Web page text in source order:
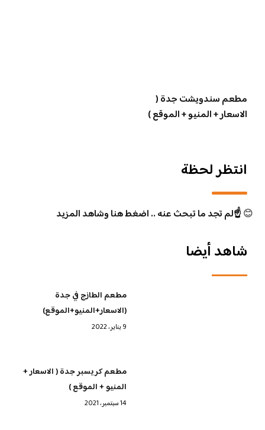
مطعم سندويشت جدة (
الاسعار + المنيو + الموقع )
انتظر لحظة
😊☝️لم تجد ما تبحث عنه .. اضغط هنا وشاهد المزيد
شاهد أيضا
مطعم الطازج في جدة
(الاسعار+المنيو+الموقع)
9 يناير، 2022
مطعم كريسبر جدة ( الاسعار +
المنيو + الموقع )
14 سبتمبر، 2021